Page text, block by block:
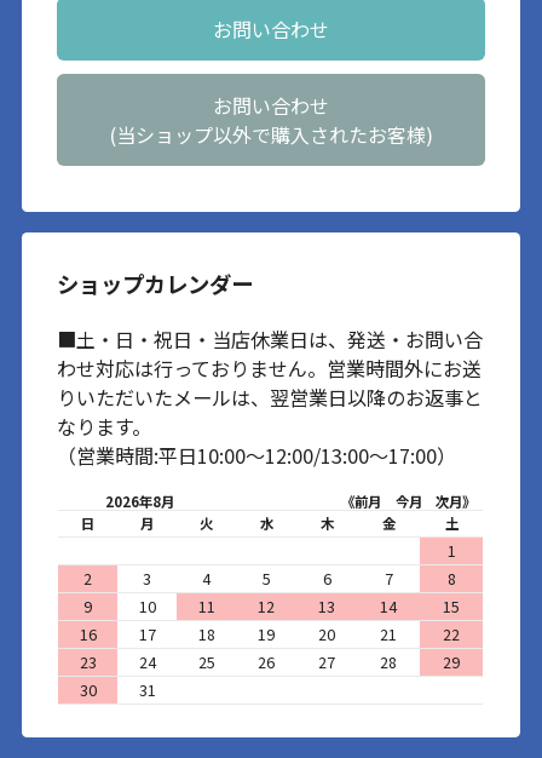
お問い合わせ
お問い合わせ
(当ショップ以外で購入されたお客様)
ショップカレンダー
■土・日・祝日・当店休業日は、発送・お問い合
わせ対応は行っておりません。営業時間外にお送
りいただいたメールは、翌営業日以降のお返事と
なります。
（営業時間:平日10:00～12:00/13:00～17:00）
2026年8月 《前月 今月
次月》
日
月 火 水 木 金 土
1
2
3 4 5 6 7
8
9
10 11 12 13 14
15
16
17 18 19 20 21
22
23
24 25 26 27 28
29
30
31